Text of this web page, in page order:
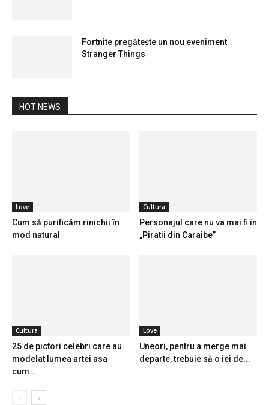
Fortnite pregătește un nou eveniment
Stranger Things
HOT NEWS
Love
Cum să purificăm rinichii în
mod natural
Cultura
Personajul care nu va mai fi în
„Piratii din Caraibe”
Cultura
25 de pictori celebri care au
modelat lumea artei asa
cum...
Love
Uneori, pentru a merge mai
departe, trebuie să o iei de...